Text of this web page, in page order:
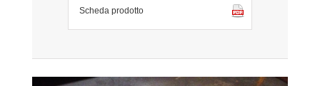
Scheda prodotto